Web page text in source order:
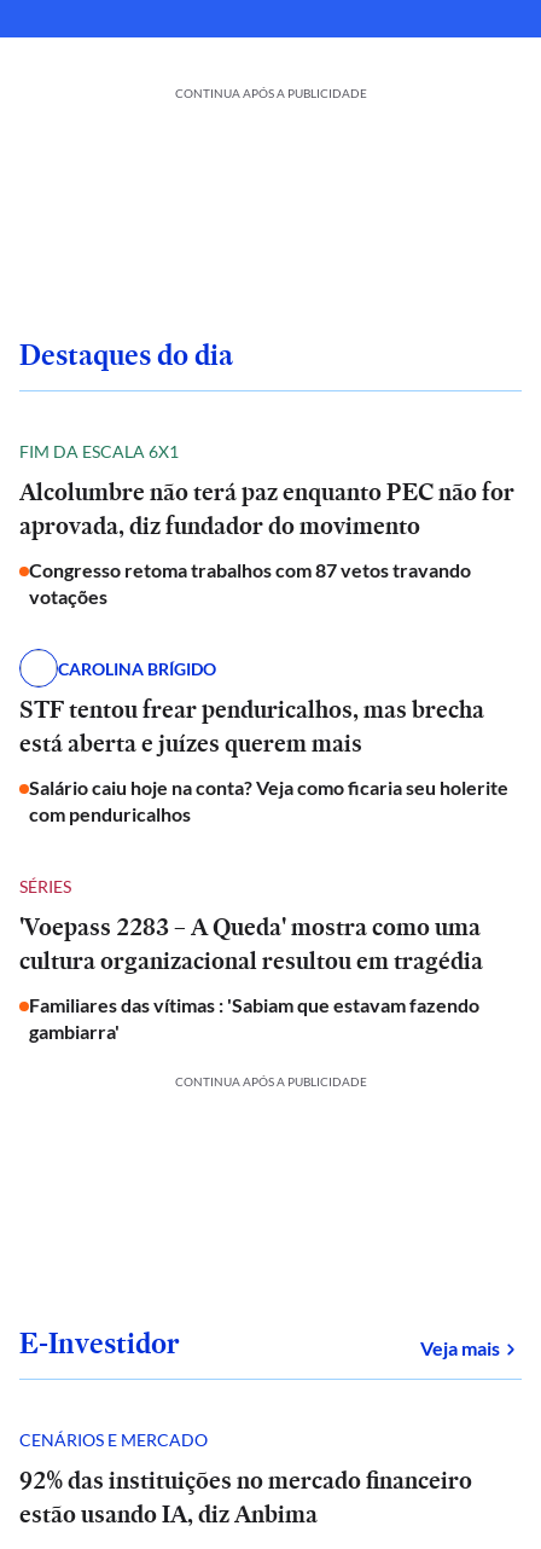
CONTINUA APÓS A PUBLICIDADE
Destaques do dia
FIM DA ESCALA 6X1
Alcolumbre não terá paz enquanto PEC não for
aprovada, diz fundador do movimento
Congresso retoma trabalhos com 87 vetos travando
votações
CAROLINA BRÍGIDO
STF tentou frear penduricalhos, mas brecha
está aberta e juízes querem mais
Salário caiu hoje na conta? Veja como ficaria seu holerite
com penduricalhos
SÉRIES
'Voepass 2283 – A Queda' mostra como uma
cultura organizacional resultou em tragédia
Familiares das vítimas : 'Sabiam que estavam fazendo
gambiarra'
CONTINUA APÓS A PUBLICIDADE
E-Investidor Veja mais
CENÁRIOS E MERCADO
92% das instituições no mercado financeiro
estão usando IA, diz Anbima